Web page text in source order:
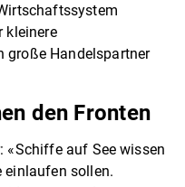
kleinere
große Handelspartner
den Fronten
«Schiffe auf See wissen
einlaufen sollen.